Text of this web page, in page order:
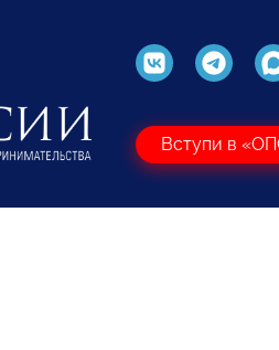
Вступи в